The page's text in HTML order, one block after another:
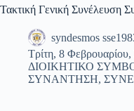
Τακτική Γενική Συνέλευση
syndesmos
Τρίτη, 8 Φεβρουαρίου,
ΔΙΟΙΚΗΤΙΚΟ
ΣΥΝΑΝΤΗΣΗ,